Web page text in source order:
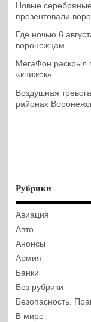
Новые
презентовали
Где ночью 6
воронежцам
МегаФон раскрыл
«книжек»
Воздушная
районах
Рубрики
Авиация
Авто
Анонсы
Армия
Банки
Без рубрики
Безопасность.
В мире